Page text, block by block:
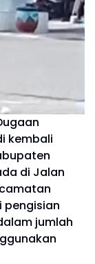
kembali
di Jalan
pengisian
jumlah